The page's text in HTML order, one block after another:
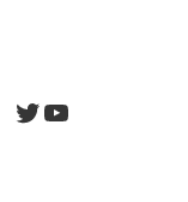
Twitter
YouTube